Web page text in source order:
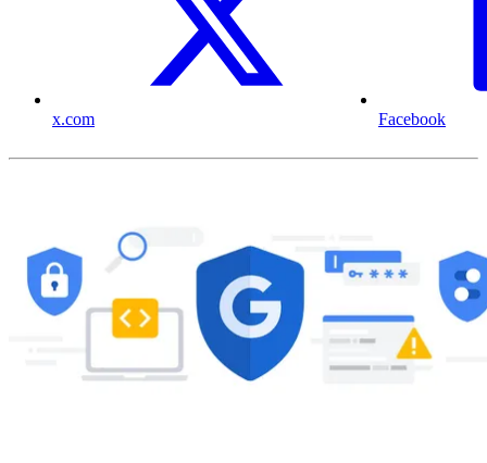
x.com Facebook